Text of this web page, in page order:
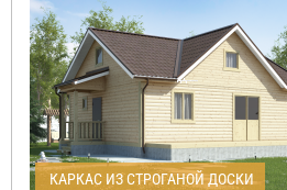
КАРКАС ИЗ СТРОГАНОЙ ДОСКИ